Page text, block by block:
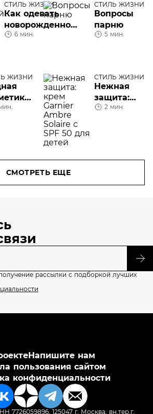
СТИЛЬ ЖИЗНИ
Как одевать
новорожденного
на улицу в
6 мин.
СТИЛЬ ЖИЗНИ
Вопросы
парню
5 мин.
ЖИЗНИ СТИЛЬ ЖИЗНИ
Нежная
защита:
крем
2 мин.
СМОТРЕТЬ ЕЩЕ
рассылки с подборкой лучших
Напишите нам
пользования сайтом
конфиденциальности
7726059896, 125047 г. Москва, вн.тер.г.